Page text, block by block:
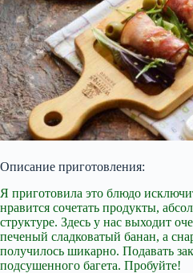
Описание приготовления:
Я приготовила это блюдо
нравится сочетать продукты,
структуре. Здесь у нас выходит
печеный сладковатый банан, а
получилось шикарно. Подавать
подсушенного багета. Пробуйте!